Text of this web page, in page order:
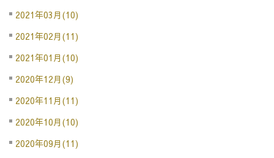
2021年03月(10)
2021年02月(11)
2021年01月(10)
2020年12月(9)
2020年11月(11)
2020年10月(10)
2020年09月(11)